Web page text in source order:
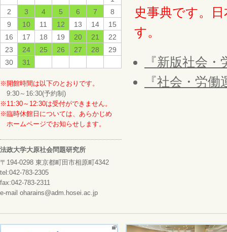
2
3 4 5 6 7
8
9
10 11 12 13 14
15
16
17 18 19 20 21
22
23
24 25 26 27 28
29
30
31
※開館時間は以下のとおりです。
9:30～16:30(予約制)
※11:30～12:30は受付ができません。
※臨時休館日については、あらかじめ
ホームページでお知らせします。
法政大学大原社会問題研究所
〒194-0298 東京都町田市相原町4342
tel:042-783-2305
fax:042-783-2311
e-mail oharains@adm.hosei.ac.jp
史事典です。
す。
『新版社会
『社会・労